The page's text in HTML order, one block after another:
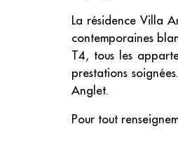
La résidence Villa
contemporaines
T4, tous les
prestations
Anglet.
Pour tout